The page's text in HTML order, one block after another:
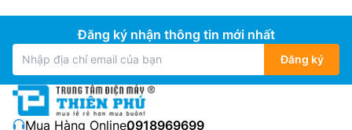
Đăng ký nhận thông tin mới nhất
Đăng ký
Mua Hàng Online:0918969699